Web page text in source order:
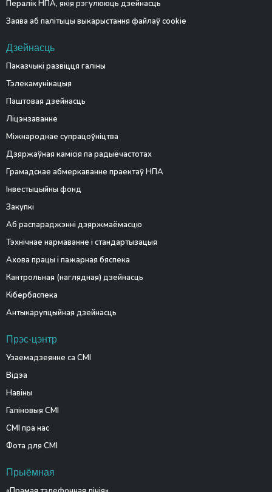
Пералік НПА, якія рэгулююць дзейнасць
Заява аб палітыцы выкарыстання файлаў cookie
Дзейнасць
Паказчыкі развіцця галіны
Тэлекамунікацыя
Паштовая дзейнасць
Ліцэнзаванне
Міжнароднае супрацоўніцтва
Дзяржаўная камісія па радыёчастотах
Грамадскае абмеркаванне праектаў НПА
Інвестыцыйны фонд
Закупкі
Аб распараджэнні дзяржмаёмасцю
Тэхнічнае нармаванне і стандартызацыя
Ахова працы і пажарная бяспека
Кантрольная (наглядная) дзейнасць
Кібербяспека
Антыкарупцыйная дзейнасць
Прэс-цэнтр
Узаемадзеянне са СМІ
Відэа
Навіны
Галіновыя СМІ
СМІ пра нас
Фота для СМІ
Прыёмная